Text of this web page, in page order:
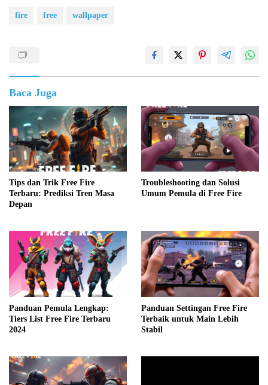
fire free wallpaper
Baca Juga
Tips dan Trik Free Fire
Terbaru: Prediksi Tren Masa
Depan
Troubleshooting dan Solusi
Umum Pemula di Free Fire
Panduan Pemula Lengkap:
Tiers List Free Fire Terbaru
2024
Panduan Settingan Free Fire
Terbaik untuk Main Lebih
Stabil